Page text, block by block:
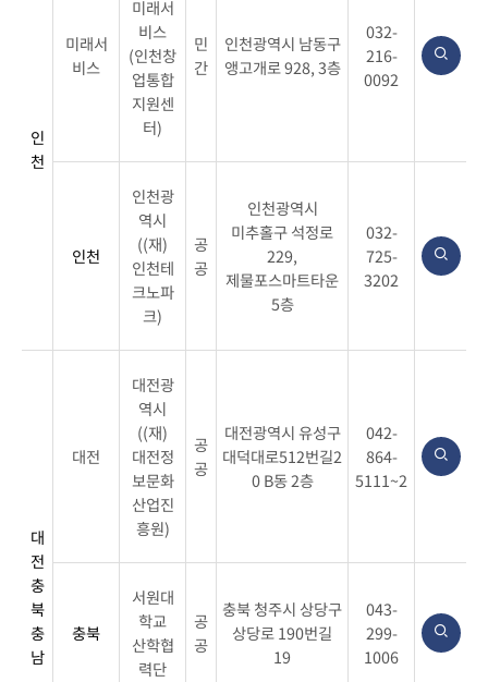
인
천
미래서
비스
미래서
비스
(인천창
업통합
지원센
터)
민
간
인천광역시 남동구
앵고개로 928, 3층
032-
216-
0092
인천
인천광
역시
((재)
인천테
크노파
크)
공
공
인천광역시
미추홀구 석정로
229,
제물포스마트타운
5층
032-
725-
3202
대
전
충
북
충
남
대전
대전광
역시
((재)
대전정
보문화
산업진
흥원)
공
공
대전광역시 유성구
대덕대로512번길2
0 B동 2층
042-
864-
5111~2
충북
서원대
학교
산학협
력단
공
공
충북 청주시 상당구
상당로 190번길
19
043-
299-
1006